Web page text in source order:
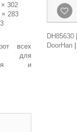
302
283
всех
для
и
DH85630|
DoorHan|